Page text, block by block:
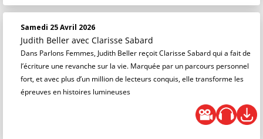
Samedi 25 Avril 2026
Judith Beller avec Clarisse Sabard
Dans Parlons Femmes, Judith Beller reçoit Clarisse Sabard qui a fait de
l’écriture une revanche sur la vie. Marquée par un parcours personnel
fort, et avec plus d’un million de lecteurs conquis, elle transforme les
épreuves en histoires lumineuses